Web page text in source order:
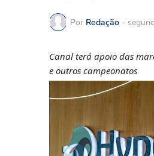
Por Redação -
Canal terá apoio das
e outros campeonatos